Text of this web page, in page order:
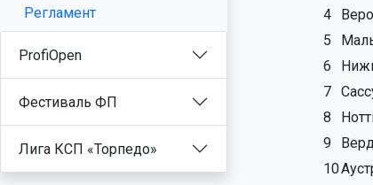
Регламент
ProfiOpen
Фестиваль ФП
Лига КСП «Торпедо»
4
5
6
7
8
9
10